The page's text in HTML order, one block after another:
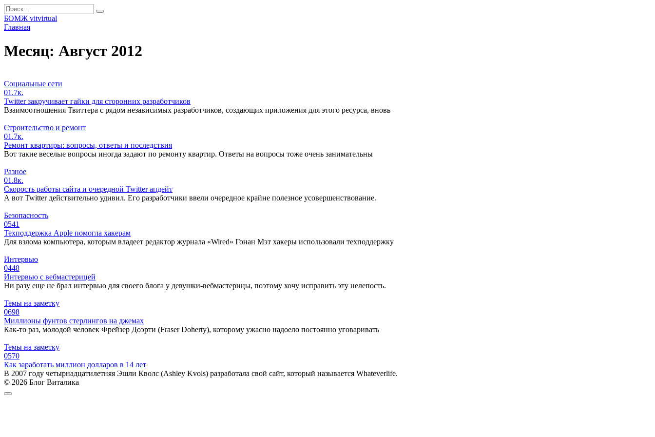
Перейти
к
контенту
Search
for:
БОМЖ vitvirtual
Главная
Месяц: Август 2012
Социальные сети
01.7к.
Twitter закручивает гайки для сторонних разработчиков
Взаимоотношения Твиттера с рядом независимых разработчиков, создающих приложения для этого ресурса, вновь
Строительство и ремонт
01.7к.
Ремонт квартиры: вопросы, ответы и последствия
Вот такие веселые вопросы иногда задают по ремонту квартир. Ответы на вопросы тоже очень занимательны
Разное
01.8к.
Скорость работы сайта и очередной Twitter апдейт
А вот Twitter действительно удивил. Его разработчики ввели очередное крайне полезное усовершенствование.
Безопасность
0541
Техподдержка Apple помогла хакерам
Для взлома компьютера, которым владеет редактор журнала «Wired» Гонан Мэт хакеры использовали техподдержку
Интервью
0448
Интервью с вебмастерицей
Ни разу еще не брал интервью для своего блога у девушки-вебмастерицы, поэтому хочу исправить эту нелепость.
Темы на заметку
0698
Миллионы фунтов стерлингов на джемах
Как-то раз, молодой человек Фрейзер Доэрти (Fraser Doherty), которому ужасно надоело постоянно уговаривать
Темы на заметку
0570
Как заработать миллион долларов в 14 лет
В 2007 году четырнадцатилетняя Эшли Кволс (Ashley Kvols) разработала свой сайт, который называется Whateverlife.
© 2026 Блог Виталика